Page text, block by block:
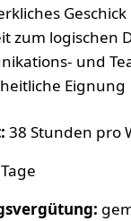
Geschick
zum logischen
und
Eignung
38 Stunden pro